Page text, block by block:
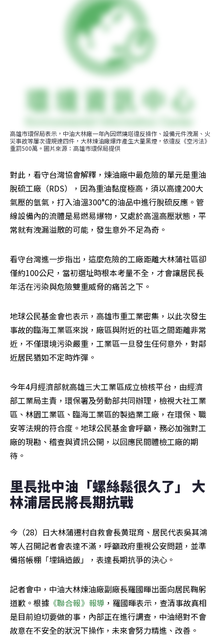
高雄市環保局表示，中油大林廠一年內因燃燒塔違反操作、設備元件洩漏、火
災事故等屢次違規達四件，大林煉油廠爆炸產生大量黑煙，依違反《空污法》
重罰500萬。圖片來源：高雄市環保局提供
對此，看守台灣協會解釋，煉油廠中最危險的單元是重油
脫硫工廠（RDS），因為重油黏度極高，須以高達200大
氣壓的氫氣，打入油溫300°C的油品中進行脫硫反應。管
線設備內的流體是易燃易爆物，又處於高溫高壓狀態，平
常就有洩漏溢散的可能，發生意外不足為奇。
看守台灣進一步指出，這麼危險的工廠距離大林蒲社區卻
僅約100公尺，當初選址時根本考量不全，才會讓居民長
年活在污染與危險雙重威脅的痛苦之下。
地球公民基金會也表示，高雄市重工業密集，以此次發生
事故的臨海工業區來說，廠區與附近的社區之間距離非常
近，不僅環境污染嚴重，工業區一旦發生任何意外，對鄰
近居民猶如不定時炸彈。
今年4月經濟部就高雄三大工業區成立檢核平台，由經濟
部工業局主責，環保署及勞動部共同辦理，檢視大社工業
區、林園工業區、臨海工業區的製造業工廠，在環保、職
安等法規的符合度。地球公民基金會呼籲，務必加強對工
廠的現勘、稽查與資訊公開，以回應民間體檢工廠的期
待。
里長批中油「螺絲鬆很久了」 大
林浦居民將長期抗戰
今（28）日大林蒲遷村自救會長黄琨育、居民代表吳其鴻
等人召開記者會表達不滿，呼籲政府重視公安問題，並準
備搭帳棚「埋鍋造飯」，表達長期抗爭的決心。
記者會中，中油大林煉油廠副廠長羅國暉出面向居民鞠躬
道歉。根據 《聯合報》報導 ，羅國暉表示，查清事故真相
是目前迫切要做的事，內部正在進行調查，中油絕對不會
故意在不安全的狀況下操作，未來會努力精進、改善。